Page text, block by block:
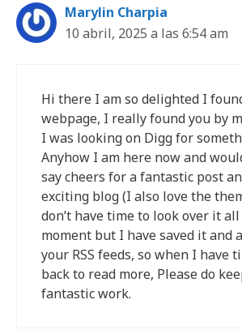
Marylin Charpia
10 abril, 2025 a las 6:54 am
Hi there I am so delighted I
webpage, I really found you by
I was looking on Digg for
Anyhow I am here now and
say cheers for a fantastic post
exciting blog (I also love the
don’t have time to look over it
moment but I have saved it and
your RSS feeds, so when I have
back to read more, Please do
fantastic work.